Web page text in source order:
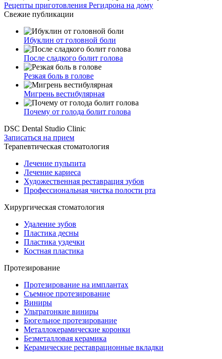
Рецепты приготовления Регидрона на дому
Свежие публикации
Ибуклин от головной боли
После сладкого болит голова
Резкая боль в голове
Мигрень вестибулярная
Почему от голода болит голова
DSC Dental Studio Clinic
Записаться на прием
Терапевтическая стоматология
Лечение пульпита
Лечение кариеса
Художественная реставрация зубов
Профессиональная чистка полости рта
Хирургическая стоматология
Удаление зубов
Пластика десны
Пластика уздечки
Костная пластика
Протезирование
Протезирование на имплантах
Съемное протезирование
Виниры
Ультратонкие виниры
Бюгельное протезирование
Металлокерамические коронки
Безметалловая керамика
Керамические реставрационные вкладки